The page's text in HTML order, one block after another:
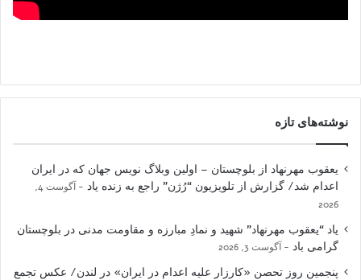
نوشته‌های تازه
یعقوب مهرنهاد از بلوچستان – اولین وبلاگ نویس جهان که در ایران
اعدام شد/ گزارش از تلویزیون “رُژن” راجع به زنده یاد
آگوست 4,
2026
یاد “یعقوب مهرنهاد” شهید و نمادِ مبارزه و مقاومت مدنی در بلوچستان
گرامی باد
آگوست 3, 2026
پنجمین روز تحصن «کارزار علیه اعدام در ایران» در لندن/ عکس تجمع